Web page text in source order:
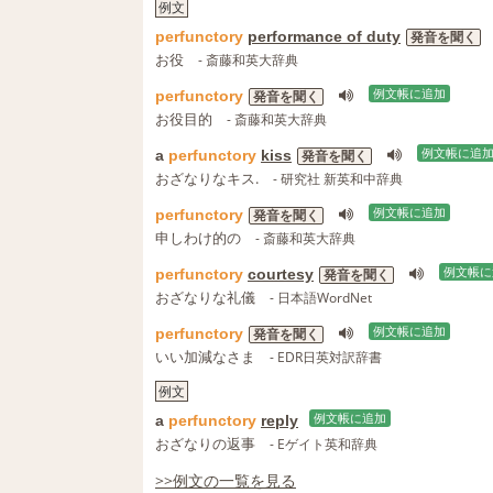
例文
perfunctory performance of duty 発音を聞く
お役 - 斎藤和英大辞典
perfunctory 発音を聞く 例文帳に追加
お役目的 - 斎藤和英大辞典
a perfunctory kiss 発音を聞く 例文帳に追加
おざなりなキス. - 研究社 新英和中辞典
perfunctory 発音を聞く 例文帳に追加
申しわけ的の - 斎藤和英大辞典
perfunctory courtesy 発音を聞く 例文帳
おざなりな礼儀 - 日本語WordNet
perfunctory 発音を聞く 例文帳に追加
いい加減なさま
- EDR日英対訳辞書
例文
a perfunctory reply 例文帳に追加
おざなりの返事 - Eゲイト英和辞典
>>例文の一覧を見る